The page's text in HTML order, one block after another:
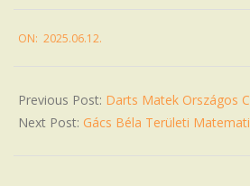
06-
ON: 2025.06.12.
Previous Post: Darts Matek Országos
Next Post: Gács Béla Területi